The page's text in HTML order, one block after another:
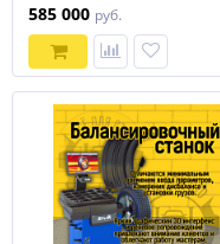
585 000 руб.